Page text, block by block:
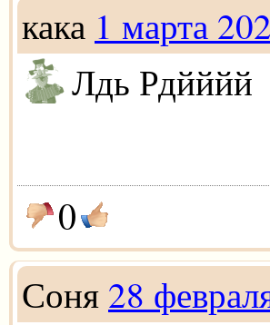
кака 1 марта
Лдь Рдйййй
0
Соня 28